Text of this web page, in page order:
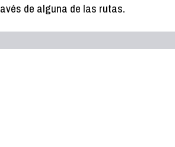
de alguna de las rutas.